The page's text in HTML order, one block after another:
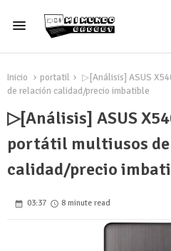
Inicio portatil
▷[Análisis] ASUS
de relación calidad/precio imbatible
▷[Análisis] ASUS
portátil multiusos
calidad/precio
03:37 8 minute read